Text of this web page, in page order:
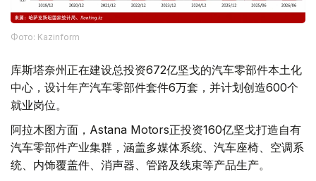
Фото: Kazinform
库斯塔奈州正在建设总投资672亿坚戈的汽车零部件本土化
中心，设计年产汽车零部件套件6万套，并计划创造600个
就业岗位。
阿拉木图方面，Astana Motors正投资160亿坚戈打造自有
汽车零部件产业集群，涵盖多媒体系统、汽车座椅、空调系
统、内饰覆盖件、消声器、管路及线束等产品生产。